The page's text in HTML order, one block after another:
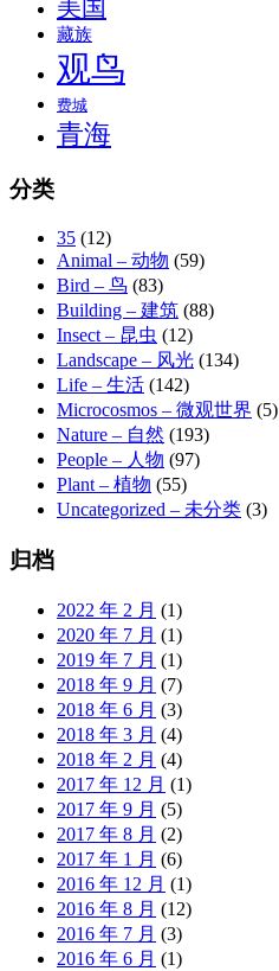
美国
藏族
观鸟
费城
青海
分类
35 (12)
Animal – 动物 (59)
Bird – 鸟 (83)
Building – 建筑 (88)
Insect – 昆虫 (12)
Landscape – 风光 (134)
Life – 生活 (142)
Microcosmos – 微观世界 (5)
Nature – 自然 (193)
People – 人物 (97)
Plant – 植物 (55)
Uncategorized – 未分类 (3)
归档
2022 年 2 月 (1)
2020 年 7 月 (1)
2019 年 7 月 (1)
2018 年 9 月 (7)
2018 年 6 月 (3)
2018 年 3 月 (4)
2018 年 2 月 (4)
2017 年 12 月 (1)
2017 年 9 月 (5)
2017 年 8 月 (2)
2017 年 1 月 (6)
2016 年 12 月 (1)
2016 年 8 月 (12)
2016 年 7 月 (3)
2016 年 6 月 (1)